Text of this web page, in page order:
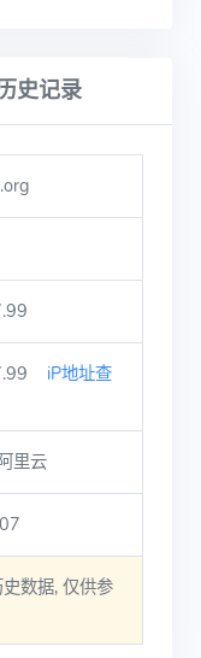
史记录
iP地址查
里云
数据, 仅供参